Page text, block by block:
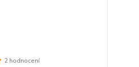
2 hodnocení